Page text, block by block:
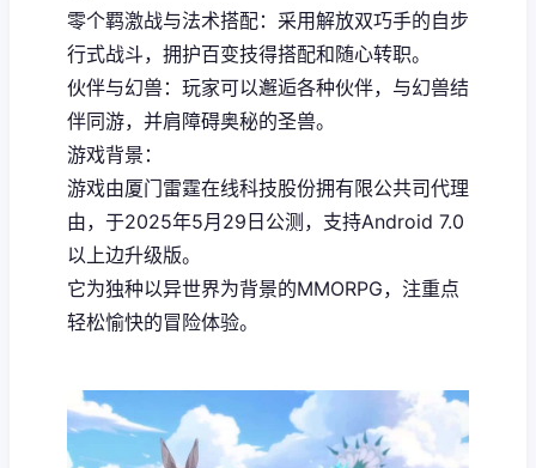
零个羁激战与法术搭配：采用解放双巧手的自步
行式战斗，拥护百变技得搭配和随心转职。
伙伴与幻兽：玩家可以邂逅各种伙伴，与幻兽结
伴同游，并肩障碍奥秘的圣兽。
游戏背景：
游戏由厦门雷霆在线科技股份拥有限公共司代理
由，于2025年5月29日公测，支持Android 7.0
以上边升级版。
它为独种以异世界为背景的MMORPG，注重点
轻松愉快的冒险体验。